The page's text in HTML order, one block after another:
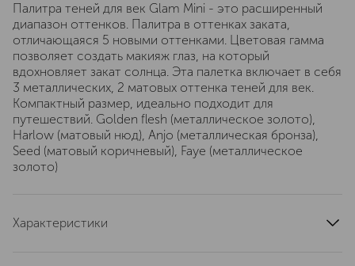
Палитра теней для век Glam Mini - это расширенный
диапазон оттенков. Палитра в оттенках заката,
отличающаяся 5 новыми оттенками. Цветовая гамма
позволяет создать макияж глаз, на который
вдохновляет закат солнца. Эта палетка включает в себя
3 металлических, 2 матовых оттенка теней для век.
Компактный размер, идеально подходит для
путешествий. Golden flesh (металлическое золото),
Harlow (матовый нюд), Anjo (металлическая бронза),
Seed (матовый коричневый), Faye (металлическое
золото)
Характеристики